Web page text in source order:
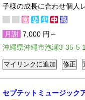
子様の成長に合わせ個人
月謝 7,000 円～
沖縄県沖縄市泡瀬3-35-5
セプテットミュージック